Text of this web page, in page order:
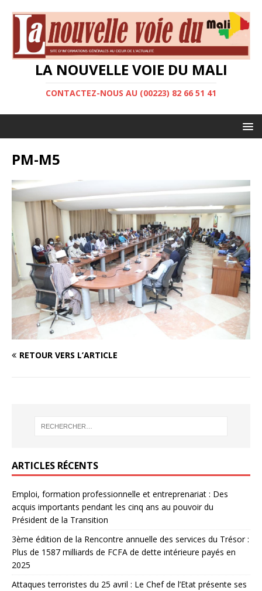
LA NOUVELLE VOIE DU MALI
CONTACTEZ-NOUS AU (00223) 82 66 51 41
PM-M5
RETOUR VERS L’ARTICLE
ARTICLES RÉCENTS
Emploi, formation professionnelle et entreprenariat : Des
acquis importants pendant les cinq ans au pouvoir du
Président de la Transition
3ème édition de la Rencontre annuelle des services du Trésor :
Plus de 1587 milliards de FCFA de dette intérieure payés en
2025
Attaques terroristes du 25 avril : Le Chef de l’Etat présente ses